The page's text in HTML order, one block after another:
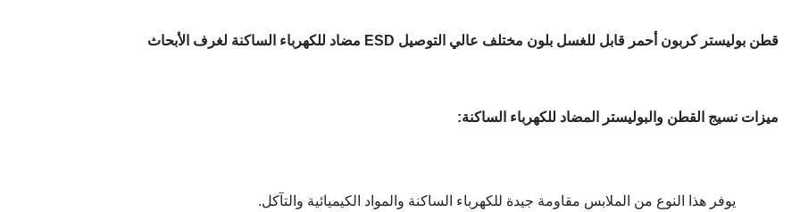
قطن بوليستر كربون أحمر قابل للغسل بلون مختلف عالي التوصيل ESD مضاد للكهرباء الساكنة لغرف الأبحاث
ميزات نسيج القطن والبوليستر المضاد للكهرباء الساكنة:
يوفر هذا النوع من الملابس مقاومة جيدة للكهرباء الساكنة والمواد الكيميائية والتآكل.